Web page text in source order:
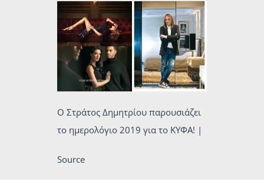
O Στράτος Δημητρίου παρουσιάζει
το ημερολόγιο 2019 για το ΚΥΦΑ! |
Source